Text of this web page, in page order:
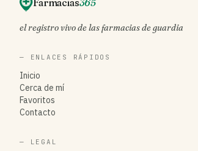
Farmacias365
el registro vivo de las farmacias de guardia
— ENLACES RÁPIDOS
Inicio
Cerca de mí
Favoritos
Contacto
— LEGAL